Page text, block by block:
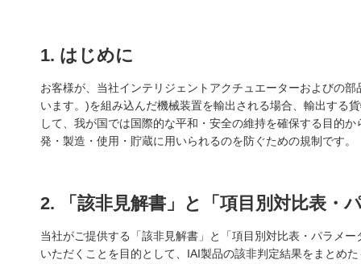
1. はじめに
お客様が、当社インテリジェントアクチュエーターおよびの
います。)を組み込んだ機械装置を輸出される場合、輸出する
して、我が国では国際的な平和・安全の維持を確保する目的
発・製造・使用・貯蔵に用いられるのを防ぐための規制です。
2. 「該非見解書」と「項目別対比表・
当社がご提供する「該非見解書」と「項目別対比表・パラメ
いただくことを目的として、IAI製品の該非判定結果をまとめ